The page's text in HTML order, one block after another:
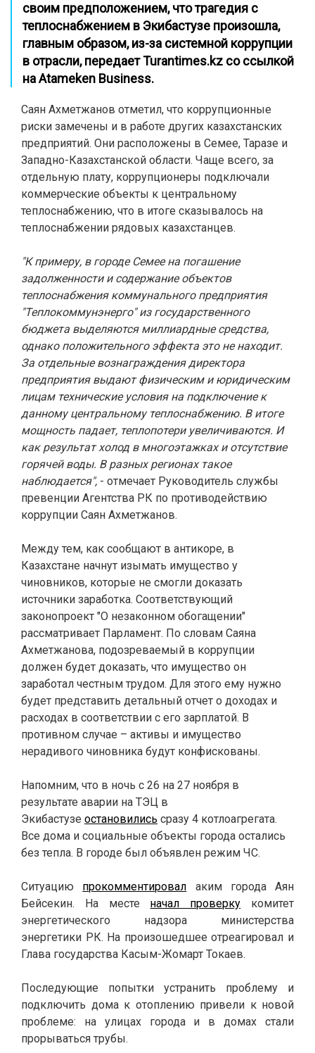
своим предположением, что трагедия с
теплоснабжением в Экибастузе произошла,
главным образом, из-за системной коррупции
в отрасли, передаетTurantimes.kz со ссылкой
наAtameken Business.
Саян Ахметжанов отметил, что коррупционные
риски замечены и в работе других казахстанских
предприятий. Они расположены в Семее, Таразе и
Западно-Казахстанской области. Чаще всего, за
отдельную плату, коррупционеры подключали
коммерческие объекты к центральному
теплоснабжению, что в итоге сказывалось на
теплоснабжении рядовых казахстанцев.
"К примеру, в городе Семее на погашение
задолженности и содержание объектов
теплоснабжения коммунального предприятия
"Теплокоммунэнерго" из государственного
бюджета выделяются миллиардные средства,
однако положительного эффекта это не находит.
За отдельные вознаграждения директора
предприятия выдают физическим и юридическим
лицам технические условия на подключение к
данному центральному теплоснабжению. В итоге
мощность падает, теплопотери увеличиваются. И
как результат холод в многоэтажках и отсутствие
горячей воды. В разных регионах такое
наблюдается", - отмечает Руководитель службы
превенции Агентства РК по противодействию
коррупции Саян Ахметжанов.
Между тем, как сообщают в антикоре, в
Казахстане начнут изымать имущество у
чиновников, которые не смогли доказать
источники заработка. Соответствующий
законопроект "О незаконном обогащении"
рассматривает Парламент. По словам Саяна
Ахметжанова, подозреваемый в коррупции
должен будет доказать, что имущество он
заработал честным трудом. Для этого ему нужно
будет представить детальный отчет о доходах и
расходах в соответствии с его зарплатой. В
противном случае – активы и имущество
нерадивого чиновника будут конфискованы.
Напомним, что в ночь с 26 на 27 ноября в
результате аварии на ТЭЦ в
Экибастузе остановились сразу 4 котлоагрегата.
Все дома и социальные объекты города остались
без тепла. В городе был объявлен режим ЧС.
Ситуацию прокомментировал
аким города Аян
Бейсекин. На
месте начал проверку комитет
энергетического надзора министерства
энергетики РК. На произошедшее отреагировал и
Глава государства Касым-Жомарт Токаев.
Последующие попытки устранить проблему и
подключить дома к отоплению привели к новой
проблеме: на улицах города и в домах стали
прорываться трубы.